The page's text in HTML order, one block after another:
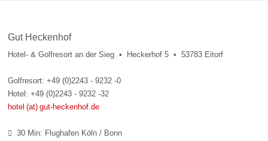
Gut Heckenhof
Hotel- & Golfresort an der Sieg • Heckerhof 5 • 53783 Eitorf
Golfresort: +49 (0)2243 - 9232 -0
Hotel: +49 (0)2243 - 9232 -32
hotel (at) gut-heckenhof.de
 30 Min: Flughafen Köln / Bonn